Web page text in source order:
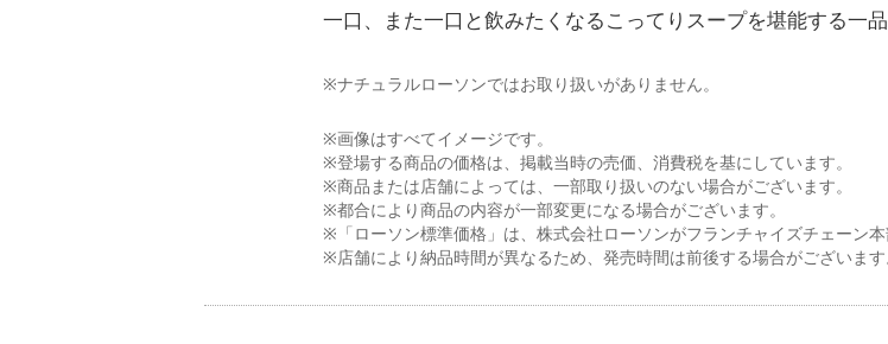
一口、また一口と飲みたくなるこってりスープを堪能する一品
※ナチュラルローソンではお取り扱いがありません。
※画像はすべてイメージです。
※登場する商品の価格は、掲載当時の売価、消費税を基にしています。
※商品または店舗によっては、一部取り扱いのない場合がございます。
※都合により商品の内容が一部変更になる場合がございます。
※「ローソン標準価格」は、株式会社ローソンがフランチャイズチェーン本
※店舗により納品時間が異なるため、発売時間は前後する場合がございます